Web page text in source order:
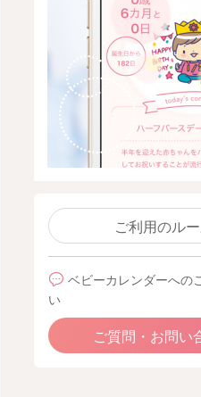
ご利用のル
ベビーカレンダーへの
い
ご質問・お問い